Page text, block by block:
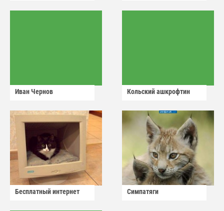
Иван Чернов Кольский ашкрофтин
Бесплатный интернет Симпатяги